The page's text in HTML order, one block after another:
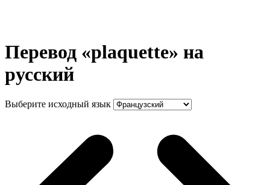
Перевод «plaquette» на
русский
Выберите исходный язык